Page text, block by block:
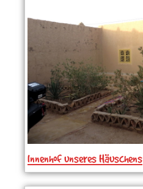
Innenhof unseres Häuschens